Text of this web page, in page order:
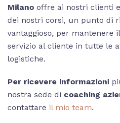
Milano offre ai nostri clienti
dei nostri corsi, un punto di
vantaggioso, per mantenere
servizio al cliente in tutte le
logistiche.
Per ricevere informazioni
nostra sede di coaching
contattare il mio team.